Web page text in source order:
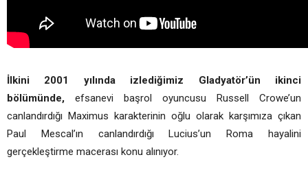
İlkini 2001 yılında izlediğimiz Gladyatör’ün ikinci
bölümünde, efsanevi başrol oyuncusu Russell Crowe’un
canlandırdığı Maximus karakterinin oğlu olarak karşımıza çıkan
Paul Mescal’ın canlandırdığı Lucius’un Roma hayalini
gerçekleştirme macerası konu alınıyor.